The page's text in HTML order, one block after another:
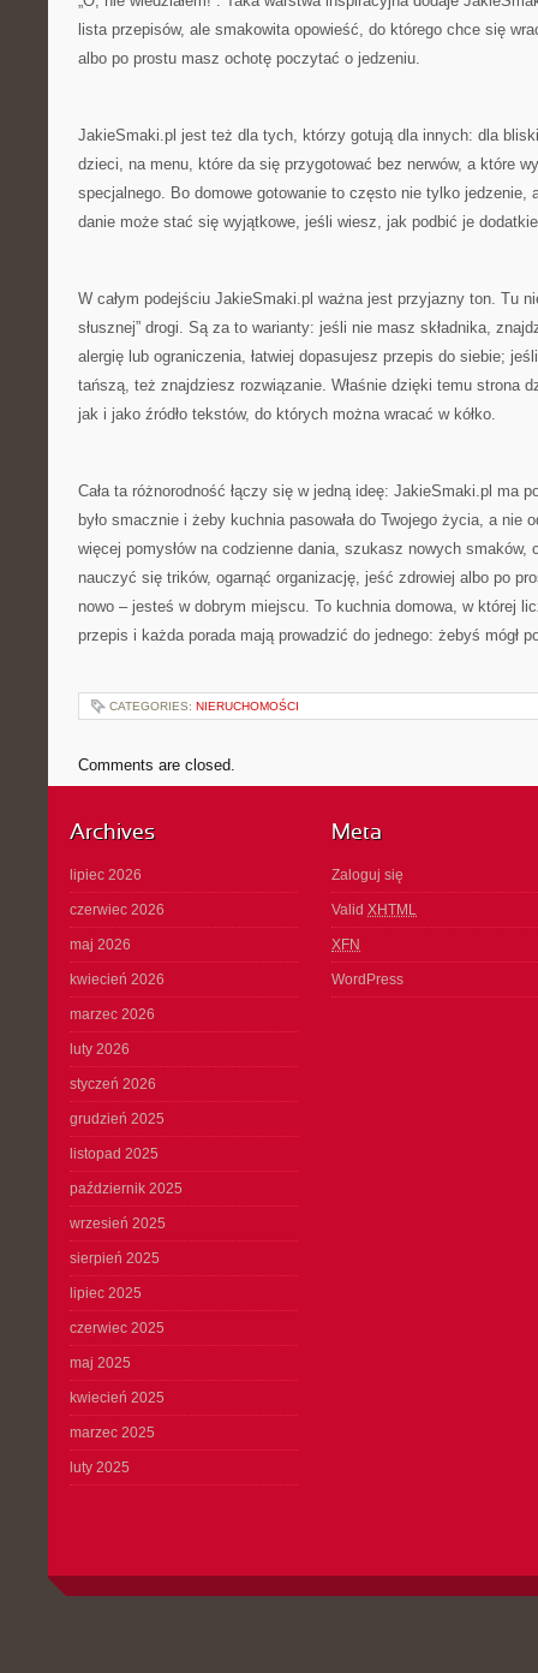
lista przepisów, ale smakowita opowieść, do którego chce się
albo po prostu masz ochotę poczytać o jedzeniu.
JakieSmaki.pl jest też dla tych, którzy gotują dla innych: dla
dzieci, na menu, które da się przygotować bez nerwów, a które
specjalnego. Bo domowe gotowanie to często nie tylko jedzenie,
danie może stać się wyjątkowe, jeśli wiesz, jak podbić je
W całym podejściu JakieSmaki.pl ważna jest przyjazny ton. Tu
słusznej” drogi. Są za to warianty: jeśli nie masz składnika,
alergię lub ograniczenia, łatwiej dopasujesz przepis do siebie;
tańszą, też znajdziesz rozwiązanie. Właśnie dzięki temu strona
jak i jako źródło tekstów, do których można wracać w kółko.
Cała ta różnorodność łączy się w jedną ideę: JakieSmaki.pl ma
było smacznie i żeby kuchnia pasowała do Twojego życia, a nie
więcej pomysłów na codzienne dania, szukasz nowych
nauczyć się trików, ogarnąć organizację, jeść zdrowiej albo po
nowo – jesteś w dobrym miejscu. To kuchnia domowa, w której
przepis i każda porada mają prowadzić do jednego: żebyś mógł
CATEGORIES: NIERUCHOMOŚCI
Comments are closed.
Archives
lipiec 2026
czerwiec 2026
maj 2026
kwiecień 2026
marzec 2026
luty 2026
styczeń 2026
grudzień 2025
listopad 2025
październik 2025
wrzesień 2025
sierpień 2025
lipiec 2025
czerwiec 2025
maj 2025
kwiecień 2025
marzec 2025
luty 2025
Meta
Zaloguj się
Valid XHTML
XFN
WordPress